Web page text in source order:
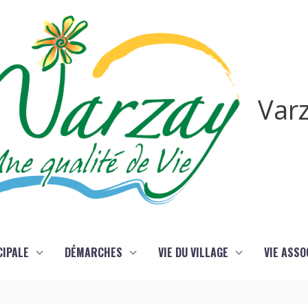
DÉMARCHES VIE DU VILLAGE VIE